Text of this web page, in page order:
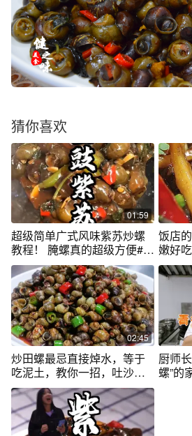
猜你喜欢
01:59
超级简单广式风味紫苏炒螺
教程！ 腌螺真的超级方便#顺
德美食 #人间烟火
饭店
嫩好
大厨
抖音
02:45
炒田螺最忌直接焯水，等于
吃泥土，教你一招，吐沙干
净鲜嫩入味
厨师
螺”的